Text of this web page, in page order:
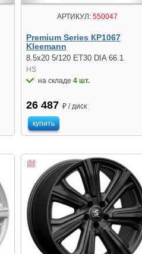
АРТИКУЛ:550047
Premium Series КР1067
Kleemann
8.5x20 5/120 ET30 DIA 66.1
HS
на складе 4 шт.
26 487 ₽ / диск
купить